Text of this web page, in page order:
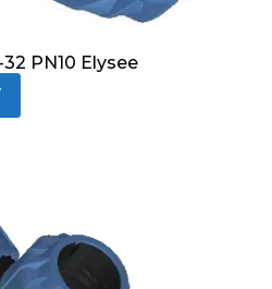
PN10 Elysee